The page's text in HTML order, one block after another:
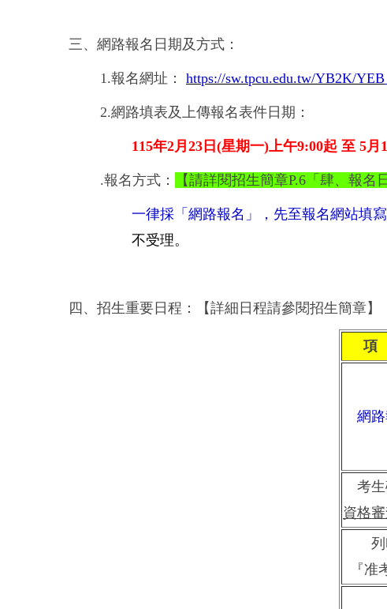
三、網路報名日期及方式：
1.報名網址： https://sw.tpcu.edu.tw/YB2K/
2.網路填表及上傳報名表件日期：
115年2月23日(星期一)上午9:00起 至 5
.報名方式： 【請詳閱招生簡章P.6「肆、報名
一律採「網路報名」，先至報名網站填
不受理。
四、招生重要日程：【詳細日程請參閱招生簡章】
項
網
考
資格
『准